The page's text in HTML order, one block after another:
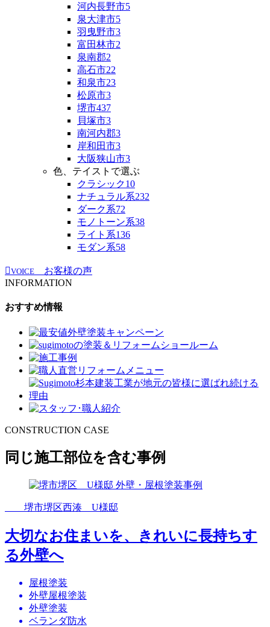
河内長野市5
泉大津市5
羽曳野市3
富田林市2
泉南郡2
高石市22
和泉市23
松原市3
堺市437
貝塚市3
南河内郡3
岸和田市3
大阪狭山市3
色、テイストで選ぶ
クラシック10
ナチュラル系232
ダーク系72
モノトーン系38
ライト系136
モダン系58
VOICE
お客様の声
INFORMATION
おすすめ情報
CONSTRUCTION CASE
同じ施工部位を含む事例
堺市堺区西湊 U様邸
大切なお住まいを、きれいに長持ちす
る外壁へ
屋根塗装
外壁屋根塗装
外壁塗装
ベランダ防水